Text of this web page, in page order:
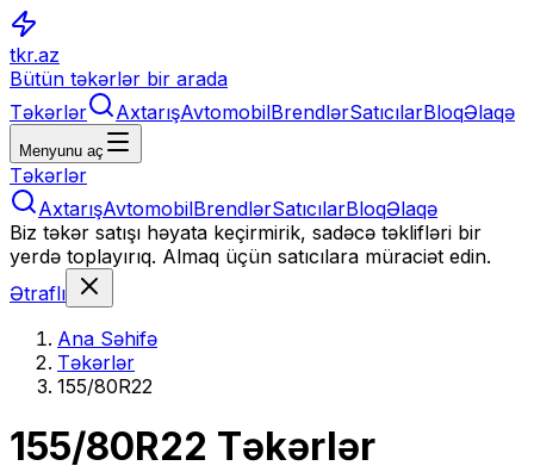
tkr.az
Bütün təkərlər bir arada
Təkərlər
AxtarışAvtomobilBrendlərSatıcılarBloqƏlaqə
Menyunu aç
Təkərlər
AxtarışAvtomobilBrendlərSatıcılarBloqƏlaqə
Biz təkər satışı həyata keçirmirik, sadəcə təklifləri bir
yerdə toplayırıq. Almaq üçün satıcılara müraciət edin.
Ətraflı
Ana Səhifə
Təkərlər
155/80R22
155/80R22 Təkərlər